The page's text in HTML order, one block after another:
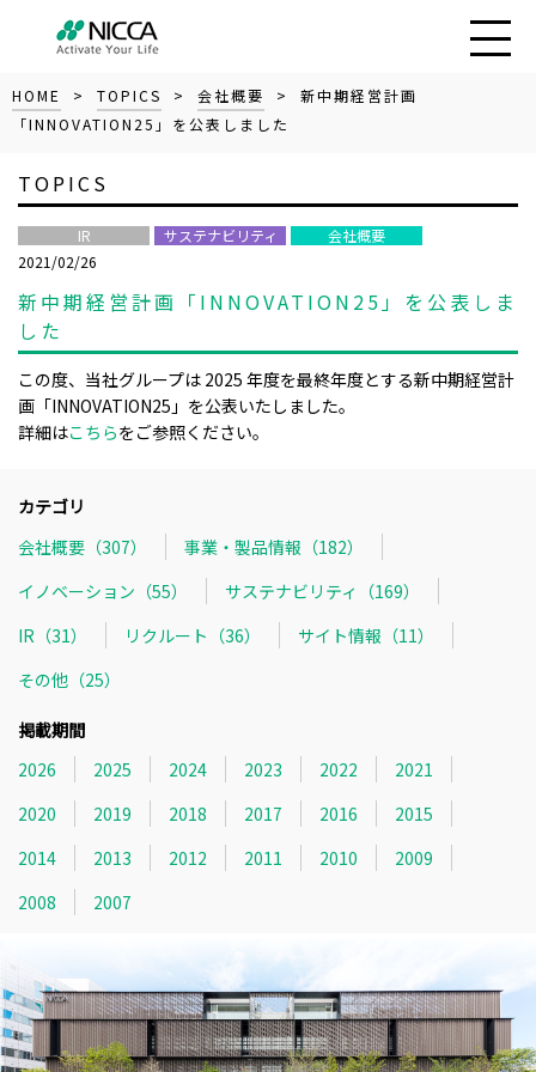
HOME > TOPICS > 会社概要
> 新中期経営計画
「INNOVATION25」を公表しました
TOPICS
IR サステナビリティ
会社概要
2021/02/26
新中期経営計画「INNOVATION25」を公表しま
した
この度、当社グループは 2025 年度を最終年度とする新中期経営計
画「INNOVATION25」を公表いたしました。
詳細はこちらをご参照ください。
カテゴリ
会社概要（307）
事業・製品情報（182）
イノベーション（55）
サステナビリティ（169）
IR（31）
リクルート（36）
サイト情報（11）
その他（25）
掲載期間
2026
2025 2024 2023 2022
2021
2020
2019 2018 2017 2016
2015
2014
2013 2012 2011 2010
2009
2008
2007